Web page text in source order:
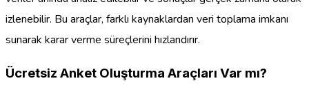
izlenebilir. Bu araçlar, farklı kaynaklardan veri toplama imkanı
sunarak karar verme süreçlerini hızlandırır.
Ücretsiz Anket Oluşturma Araçları Var mı?